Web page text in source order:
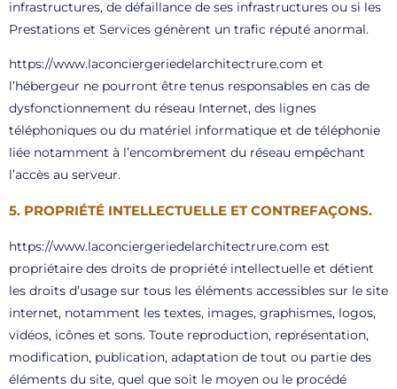
infrastructures, de défaillance de ses infrastructures ou si les
Prestations et Services génèrent un trafic réputé anormal.
https://www.laconciergeriedelarchitectrure.com et
l’hébergeur ne pourront être tenus responsables en cas de
dysfonctionnement du réseau Internet, des lignes
téléphoniques ou du matériel informatique et de téléphonie
liée notamment à l’encombrement du réseau empêchant
l’accès au serveur.
5. PROPRIÉTÉ INTELLECTUELLE ET CONTREFAÇONS.
https://www.laconciergeriedelarchitectrure.com est
propriétaire des droits de propriété intellectuelle et détient
les droits d’usage sur tous les éléments accessibles sur le site
internet, notamment les textes, images, graphismes, logos,
vidéos, icônes et sons. Toute reproduction, représentation,
modification, publication, adaptation de tout ou partie des
éléments du site, quel que soit le moyen ou le procédé